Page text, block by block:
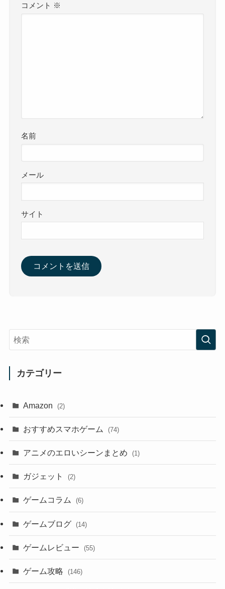
コメント ※
名前
メール
サイト
カテゴリー
Amazon (2)
おすすめスマホゲーム (74)
アニメのエロいシーンまとめ (1)
ガジェット (2)
ゲームコラム (6)
ゲームブログ (14)
ゲームレビュー (55)
ゲーム攻略 (146)